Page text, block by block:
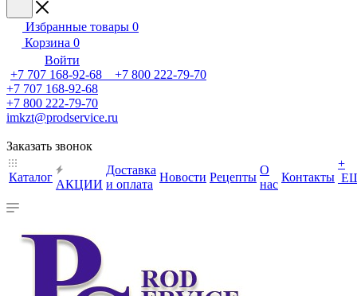
Избранные товары 0
Корзина 0
Войти
+7 707 168-92-68 +7 800 222-79-70
+7 707 168-92-68
+7 800 222-79-70
imkzt@prodservice.ru
Заказать звонок
Каталог
АКЦИИ
Доставка
и оплата
Новости Рецепты
О
нас
Контакты
+